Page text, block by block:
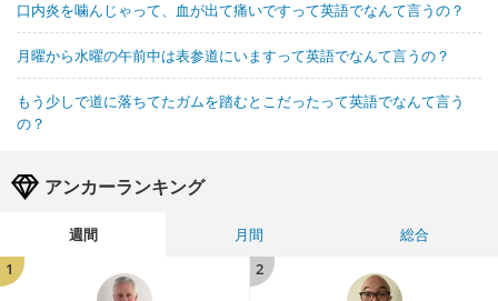
口内炎を噛んじゃって、血が出て痛いですって英語でなんて言うの？
月曜から水曜の午前中は表参道にいますって英語でなんて言うの？
もう少しで道に落ちてたガムを踏むとこだったって英語でなんて言う
の？
アンカーランキング
週間 月間
総合
1
2